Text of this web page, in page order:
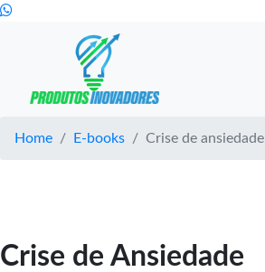
Home E-books Crise de ansiedade
Crise de Ansiedade